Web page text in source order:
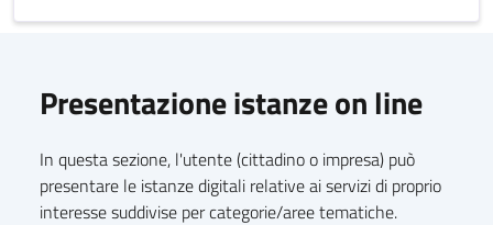
Presentazione istanze on line
In questa sezione, l'utente (cittadino o impresa) può
presentare le istanze digitali relative ai servizi di proprio
interesse suddivise per categorie/aree tematiche.